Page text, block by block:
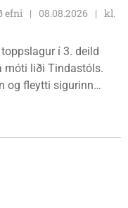
efni 08.08.2026
kl.
í 3. deild
móti liði Tindastóls.
og fleytti sigurinn
Stólunum í annað